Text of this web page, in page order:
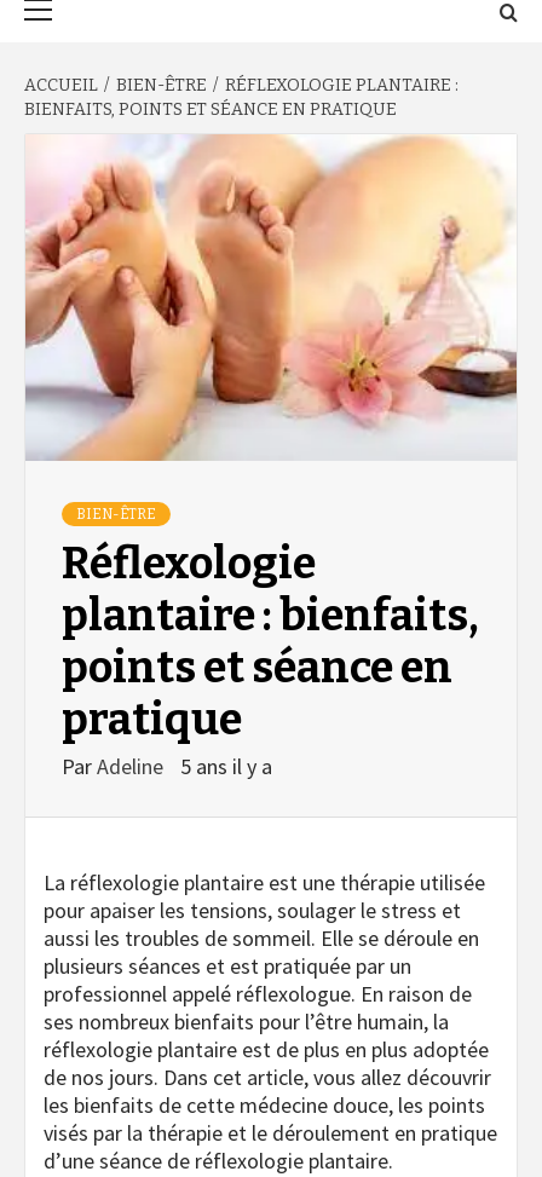
ACCUEIL BIEN-ÊTRE
RÉFLEXOLOGIE PLANTAIRE :
BIENFAITS, POINTS ET SÉANCE EN PRATIQUE
BIEN-ÊTRE
Réflexologie
plantaire : bienfaits,
points et séance en
pratique
ParAdeline 5 ans il y a
La réflexologie plantaire est une thérapie utilisée
pour apaiser les tensions, soulager le stress et
aussi les troubles de sommeil. Elle se déroule en
plusieurs séances et est pratiquée par un
professionnel appelé réflexologue. En raison de
ses nombreux bienfaits pour l’être humain, la
réflexologie plantaire est de plus en plus adoptée
de nos jours. Dans cet article, vous allez découvrir
les bienfaits de cette médecine douce, les points
visés par la thérapie et le déroulement en pratique
d’une séance de réflexologie plantaire.